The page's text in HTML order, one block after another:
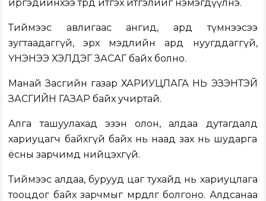
иргэдийнхээ төрд итгэх итгэлийг нэмэгдүүлнэ.
Тиймээс авлигаас ангид, ард түмнээсээ
зугтаадаггүй, эрх мэдлийн ард нуугддаггүй,
ҮНЭНЭЭ ХЭЛДЭГ ЗАСАГ байх болно.
Манай Засгийн газар ХАРИУЦЛАГА НЬ ЭЗЭНТЭЙ
ЗАСГИЙН ГАЗАР байх учиртай.
Алга ташуулахад эзэн олон, алдаа дутагдалд
хариуцагч байхгүй байх нь наад зах нь шударга
ёсны зарчимд нийцэхгүй.
Тиймээс алдаа, бурууд цаг тухайд нь хариуцлага
тооцдог байх зарчмыг мөрдлөг болгоно. Алдсанаа